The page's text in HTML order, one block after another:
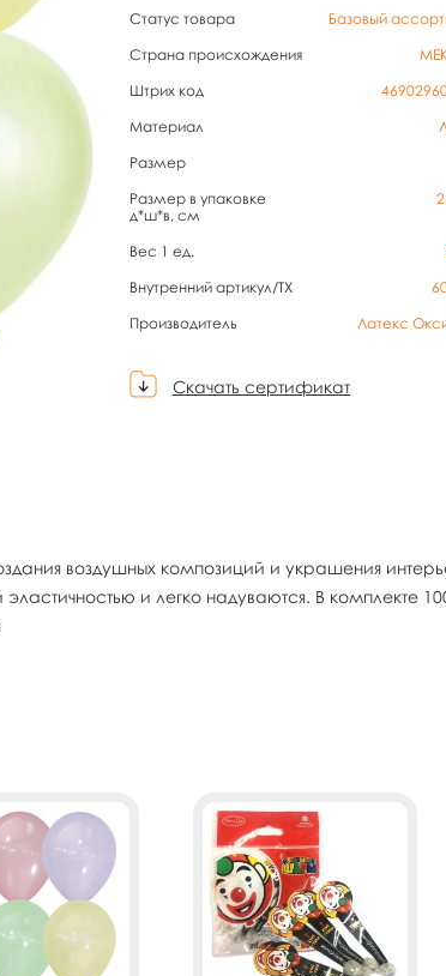
Статус товара
Базовый
Страна происхождения
Штрих код
Материал
Размер
Размер в упаковке
д*ш*в, см
Вес 1 ед.
Внутренний артикул/TX
Производитель
Латекс
Скачать сертификат
воздушных композиций и украшения
и легко надуваются. В комплекте